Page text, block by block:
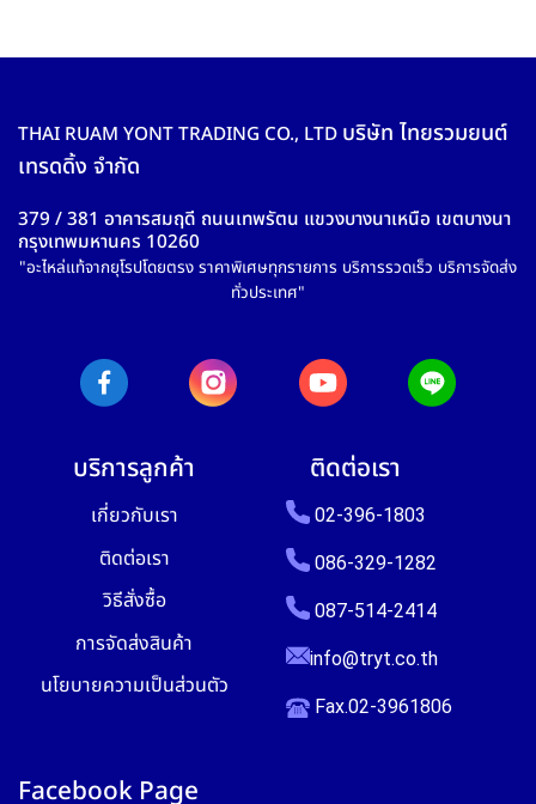
THAI RUAM YONT TRADING CO., LTD บริษัท ไทยรวมยนต์
เทรดดิ้ง จำกัด
379 / 381 อาคารสมฤดี ถนนเทพรัตน แขวงบางนาเหนือ เขตบางนา
กรุงเทพมหานคร 10260
"อะไหล่แท้จากยุโรปโดยตรง ราคาพิเศษทุกรายการ บริการรวดเร็ว บริการจัดส่ง
ทั่วประเทศ"
บริการลูกค้า
เกี่ยวกับเรา
ติดต่อเรา
วิธีสั่งซื้อ
การจัดส่งสินค้า
นโยบายความเป็นส่วนตัว
ติดต่อเรา
02-396-1803
086-329-1282
087-514-2414
info@tryt.co.th
Fax.02-3961806
Facebook Page